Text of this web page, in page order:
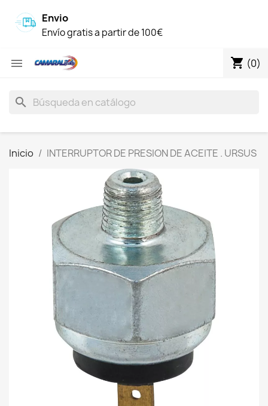
Envio
Envío gratis a partir de 100€
 shopping_cart (0)
search
Inicio INTERRUPTOR DE PRESION DE ACEITE . URSUS